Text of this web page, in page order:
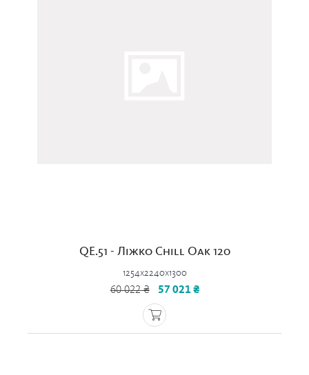
QE.51 - Ліжко Chill Oak 120
1254x2240x1300
60 022 ₴ 57 021 ₴